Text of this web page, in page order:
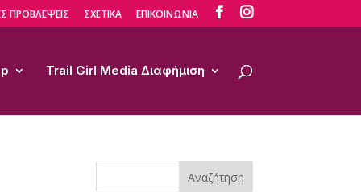
ΠΡΟΒΛΕΨΕΙΣ ΣΧΕΤΙΚΑ ΕΠΙΚΟΙΝΩΝΙΑ  
Trail Girl Media Διαφήμιση
Αναζήτηση